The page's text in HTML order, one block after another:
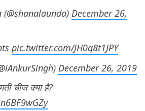
December 26,
pic.twitter.com/JH0q8t1JPY
December 26, 2019
चीज क्या है?